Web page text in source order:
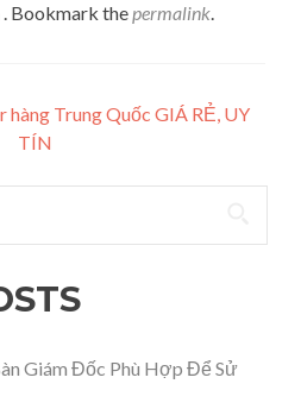
Bookmark thepermalink.
hàng Trung Quốc GIÁ RẺ, UY
TÍN
Giám Đốc Phù Hợp Để Sử